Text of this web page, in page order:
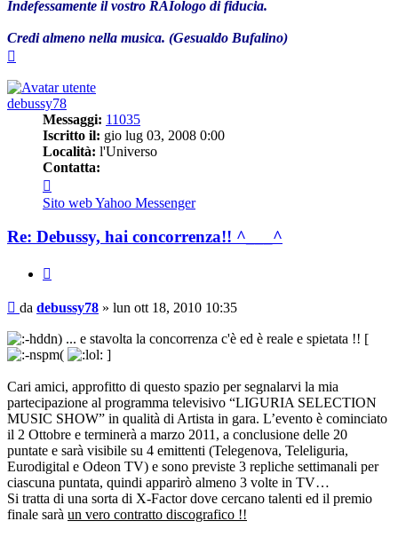
Indefessamente il vostro RAIologo di fiducia.
Credi almeno nella musica. (Gesualdo Bufalino)
debussy78
Messaggi: 11035
Iscritto il: gio lug 03, 2008 0:00
Località: l'Universo
Contatta:
debussy78
Sito webYahoo Messenger
Re: Debussy, hai concorrenza!! ^___^
Messaggio
da debussy78 » lun ott 18, 2010 10:35
... e stavolta la concorrenza c'è ed è reale e spietata !! [
]
Cari amici, approfitto di questo spazio per segnalarvi la mia
partecipazione al programma televisivo “LIGURIA SELECTION
MUSIC SHOW” in qualità di Artista in gara. L’evento è cominciato
il 2 Ottobre e terminerà a marzo 2011, a conclusione delle 20
puntate e sarà visibile su 4 emittenti (Telegenova, Teleliguria,
Eurodigital e Odeon TV) e sono previste 3 repliche settimanali per
ciascuna puntata, quindi apparirò almeno 3 volte in TV…
Si tratta di una sorta di X-Factor dove cercano talenti ed il premio
finale sarà un vero contratto discografico !!